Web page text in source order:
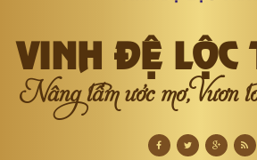
VINH ĐỆ LỘC
Nâng tầm ước mơ, Vươn